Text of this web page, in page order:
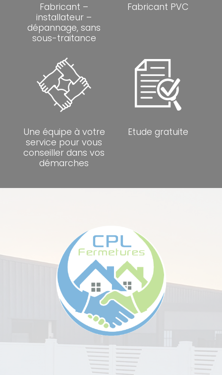
Fabricant –
installateur –
dépannage, sans
sous-traitance
Fabricant PVC
Une équipe à votre
service pour vous
conseiller dans vos
démarches
Etude gratuite